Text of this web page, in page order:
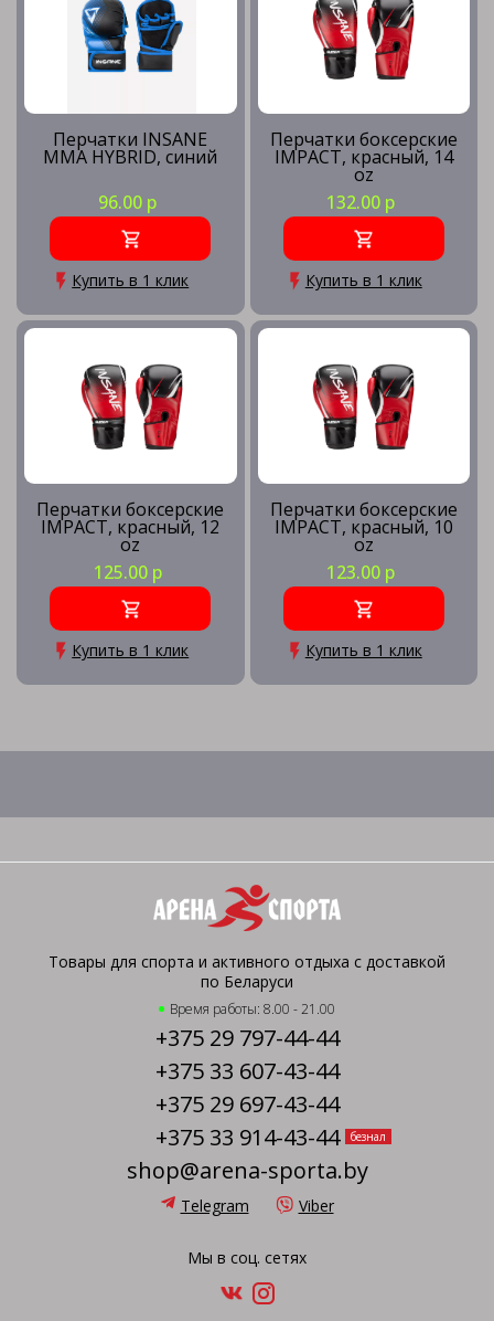
Перчатки INSANE
MMA HYBRID, синий
96.00 р
Купить в 1 клик
Перчатки боксерские
IMPACT, красный, 14
oz
132.00 р
Купить в 1 клик
Перчатки боксерские
IMPACT, красный, 12
oz
125.00 р
Купить в 1 клик
Перчатки боксерские
IMPACT, красный, 10
oz
123.00 р
Купить в 1 клик
Товары для спорта и активного отдыха с доставкой
по Беларуси
Время работы: 8.00 - 21.00
+375 29 797-44-44
+375 33 607-43-44
+375 29 697-43-44
+375 33 914-43-44
безнал
shop@arena-sporta.by
Telegram Viber
Мы в соц. сетях